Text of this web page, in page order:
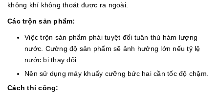
không khí không thoát được ra ngoài.
Các trộn sản phẩm:
Việc trộn sản phẩm phải tuyệt đối tuân thủ hàm lượng
nước. Cường độ sản phẩm sẽ ảnh hưởng lớn nếu tỷ lệ
nước bị thay đổi
Nên sử dụng máy khuấy cưỡng bức hai cần tốc độ chậm.
Cách thi công: